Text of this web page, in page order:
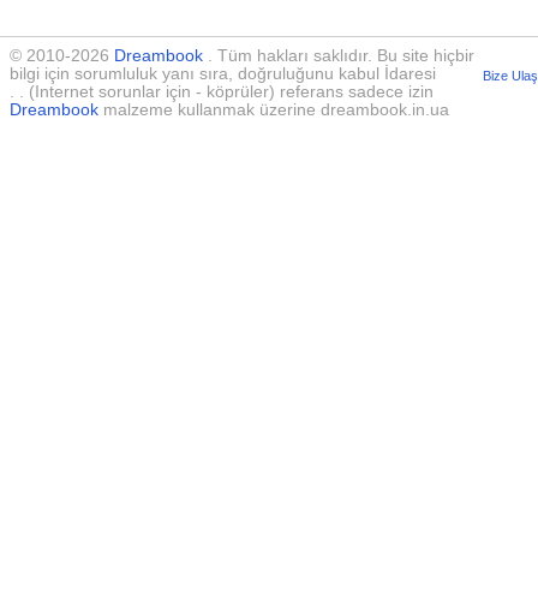
© 2010-2026 Dreambook . Tüm hakları saklıdır. Bu site hiçbir
bilgi için sorumluluk yanı sıra, doğruluğunu kabul İdaresi
. . (Internet sorunlar için - köprüler) referans sadece izin
Dreambook malzeme kullanmak üzerine dreambook.in.ua
Bize